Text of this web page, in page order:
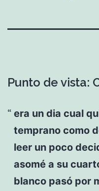
Punto de vista:
era un dia cual
temprano como
leer un poco
asomé a su
blanco pasó por